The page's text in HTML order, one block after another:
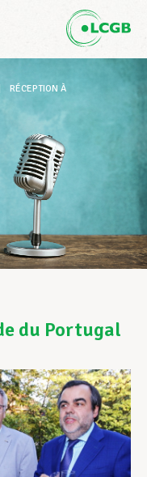
RÉCEPTION À
du Portugal